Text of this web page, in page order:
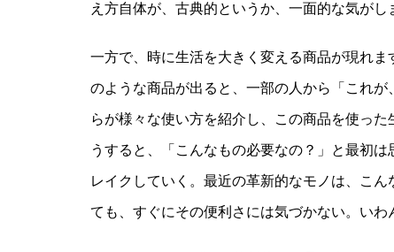
え方自体が、古典的というか、一面的な気がし
一方で、時に生活を大きく変える商品が現れ
のような商品が出ると、一部の人から「これ
らが様々な使い方を紹介し、この商品を使っ
うすると、「こんなもの必要なの？」と最初
レイクしていく。最近の革新的なモノは、こ
ても、すぐにその便利さには気づかない。いわ